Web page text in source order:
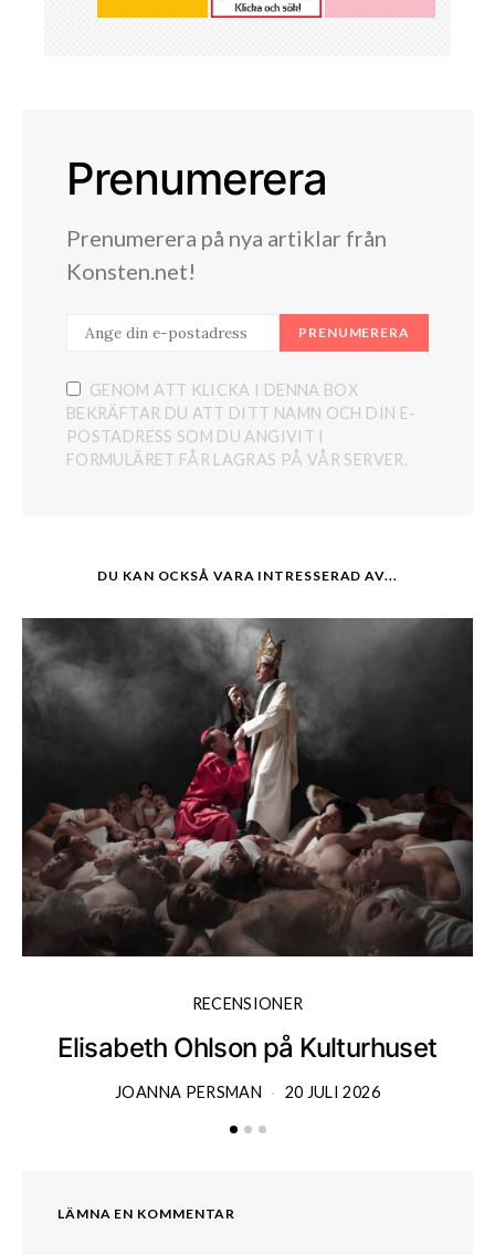
Prenumerera
Prenumerera på nya artiklar från
Konsten.net!
PRENUMERERA
GENOM ATT KLICKA I DENNA BOX
BEKRÄFTAR DU ATT DITT NAMN OCH DIN E-
POSTADRESS SOM DU ANGIVIT I
FORMULÄRET FÅR LAGRAS PÅ VÅR SERVER.
DU KAN OCKSÅ VARA INTRESSERAD AV...
RECENSIONER
Elisabeth Ohlson på Kulturhuset
JOANNA PERSMAN 20 JULI 2026
LÄMNA EN KOMMENTAR